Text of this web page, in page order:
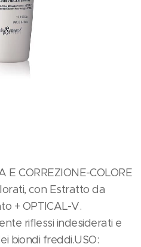
E CORREZIONE-COLORE
con Estratto da
+ OPTICAL-V.
riflessi indesiderati e
biondi freddi.USO: